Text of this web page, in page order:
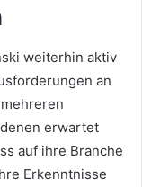
weiterhin aktiv
an
erwartet
auf ihre Branche
Erkenntnisse